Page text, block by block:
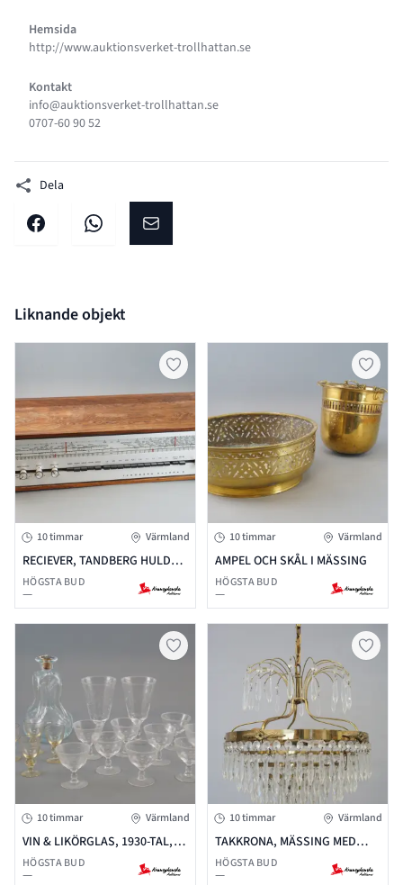
Hemsida
http://www.auktionsverket-trollhattan.se
Kontakt
info@auktionsverket-trollhattan.se
0707-60 90 52
Dela
Dela på facebookDela på WhatsAppDela på E-post
Liknande objekt
10 timmar Värmland
RECIEVER, TANDBERG HULDRA
9, 60-TAL
HÖGSTA BUD
—
10 timmar Värmland
AMPEL OCH SKÅL I MÄSSING
HÖGSTA BUD
—
10 timmar Värmland
VIN & LIKÖRGLAS, 1930-TAL,
HOLMEGAARD KLUCK KARAFF.
HÖGSTA BUD
—
10 timmar Värmland
TAKKRONA, MÄSSING MED
PRISMOR, 1900-TAL
HÖGSTA BUD
—